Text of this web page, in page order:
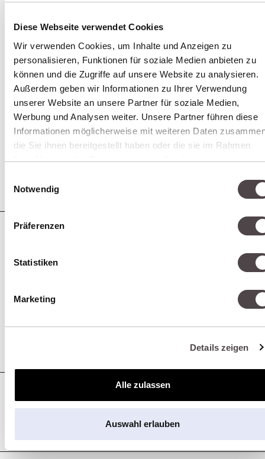
Diese Webseite verwendet Cookies
Wir verwenden Cookies, um Inhalte und Anzeigen zu
personalisieren, Funktionen für soziale Medien anbieten zu
können und die Zugriffe auf unsere Website zu analysieren.
Außerdem geben wir Informationen zu Ihrer Verwendung
unserer Website an unsere Partner für soziale Medien,
Werbung und Analysen weiter. Unsere Partner führen diese
Informationen möglicherweise mit weiteren Daten
die Sie ihnen bereitgestellt haben oder die sie im Rahmen
Ihrer Nutzung der Dienste gesammelt haben.
Notwendig
Präferenzen
Statistiken
Marketing
Details zeigen
Alle zulassen
Auswahl erlauben
Kampagnenstruktur,
Anzeigentexte, Gebotssteuerung
und laufende Optimierung. Alles
mit dem Blick aufs Ergebnis –
nicht auf Reichweite um jeden
Preis.
FUNDAMENT FÜR
MESSBARE
SICHTBARKEIT
BING ADS